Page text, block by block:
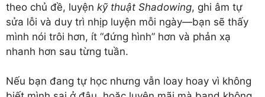
theo chủ đề, luyện kỹ thuật Shadowing, ghi âm tự
sửa lỗi và duy trì nhịp luyện mỗi ngày—bạn sẽ thấy
mình nói trôi hơn, ít “đứng hình” hơn và phản xạ
nhanh hơn sau từng tuần.
Nếu bạn đang tự học nhưng vẫn loay hoay vì không